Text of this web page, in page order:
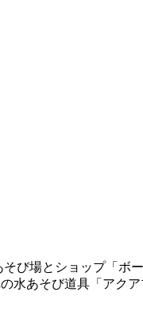
び場とショップ「ボ
水あそび道具「アク